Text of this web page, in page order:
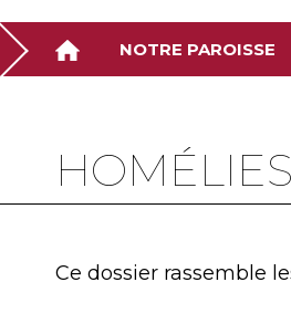
NOTRE PAROISSE
Ce dossier rassemble